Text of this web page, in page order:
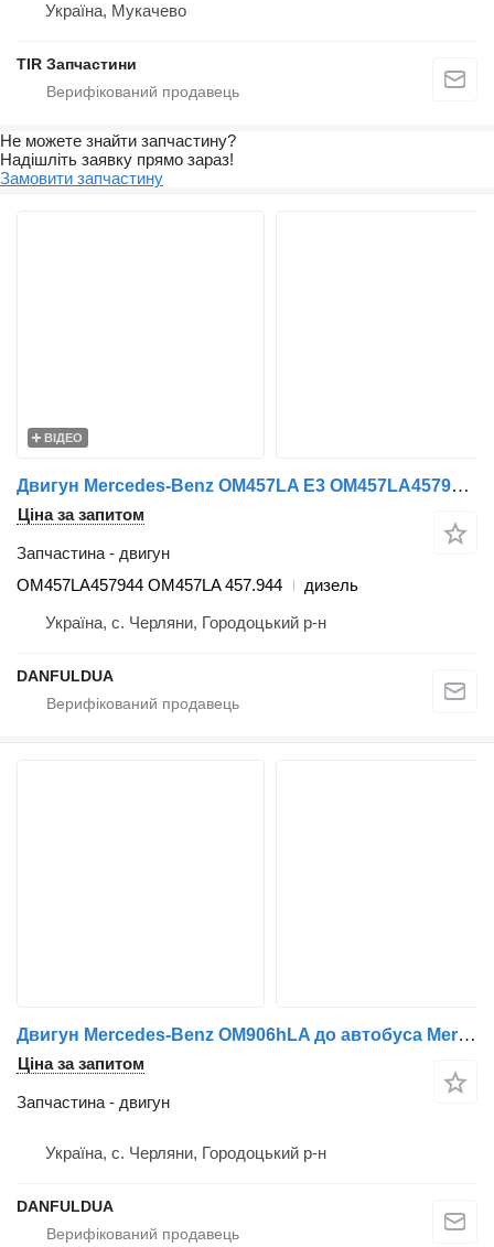
Україна, Мукачево
TIR Запчастини
Не можете знайти запчастину?
Надішліть заявку прямо зараз!
Замовити запчастину
ВІДЕО
Двигун Mercedes-Benz OM457LA E3 OM457LA457944 OM457LA до автобуса Mercedes-Benz
Ціна за запитом
Запчастина - двигун
OM457LA457944 OM457LA 457.944
дизель
Україна, с. Черляни, Городоцький р-н
DANFULDUA
Двигун Mercedes-Benz OM906hLA до автобуса Mercedes-Benz
Ціна за запитом
Запчастина - двигун
Україна, с. Черляни, Городоцький р-н
DANFULDUA